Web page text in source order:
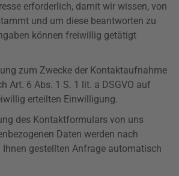
erforderlich, damit wir wissen, von
und um diese beantworten zu
können freiwillig getätigt
zum Zwecke der Kontaktaufnahme
Art. 6 Abs. 1 S. 1 lit. a DSGVO auf
erteilten Einwilligung.
des Kontaktformulars von uns
Daten werden nach
Ihnen gestellten Anfrage automatisch